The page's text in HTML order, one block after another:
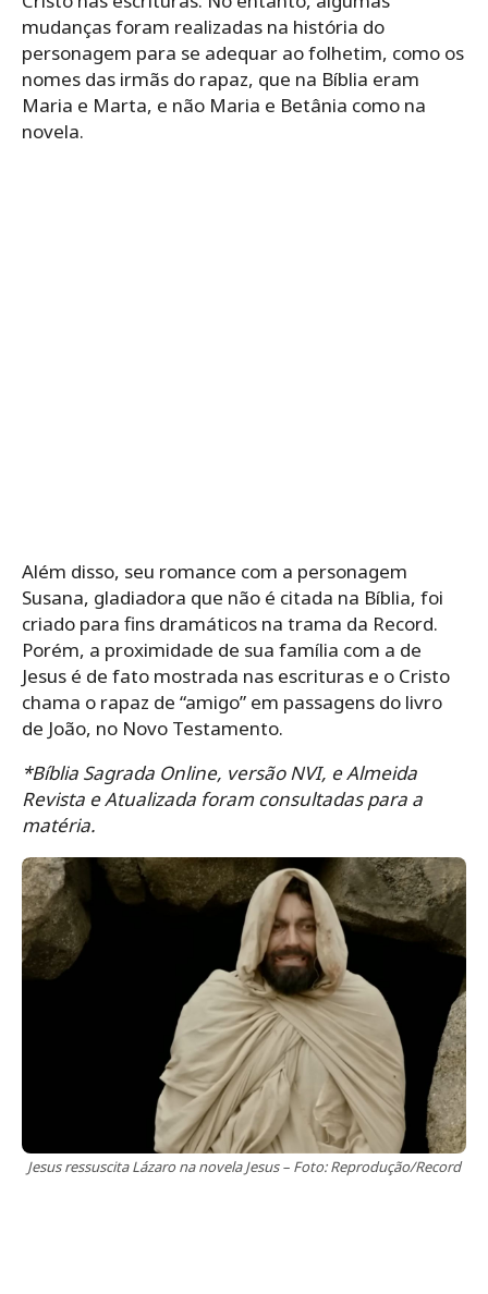
mudanças foram realizadas na história do
personagem para se adequar ao folhetim, como os
nomes das irmãs do rapaz, que na Bíblia eram
Maria e Marta, e não Maria e Betânia como na
novela.
Além disso, seu romance com a personagem
Susana, gladiadora que não é citada na Bíblia, foi
criado para fins dramáticos na trama da Record.
Porém, a proximidade de sua família com a de
Jesus é de fato mostrada nas escrituras e o Cristo
chama o rapaz de “amigo” em passagens do livro
de João, no Novo Testamento.
*Bíblia Sagrada Online, versão NVI, e Almeida
Revista e Atualizada foram consultadas para a
matéria.
Jesus ressuscita Lázaro na novela Jesus – Foto: Reprodução/Record